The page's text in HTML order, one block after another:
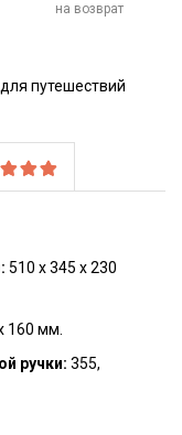
на возврат
путешествий
510 х 345 х 230
160 мм.
ручки: 355,